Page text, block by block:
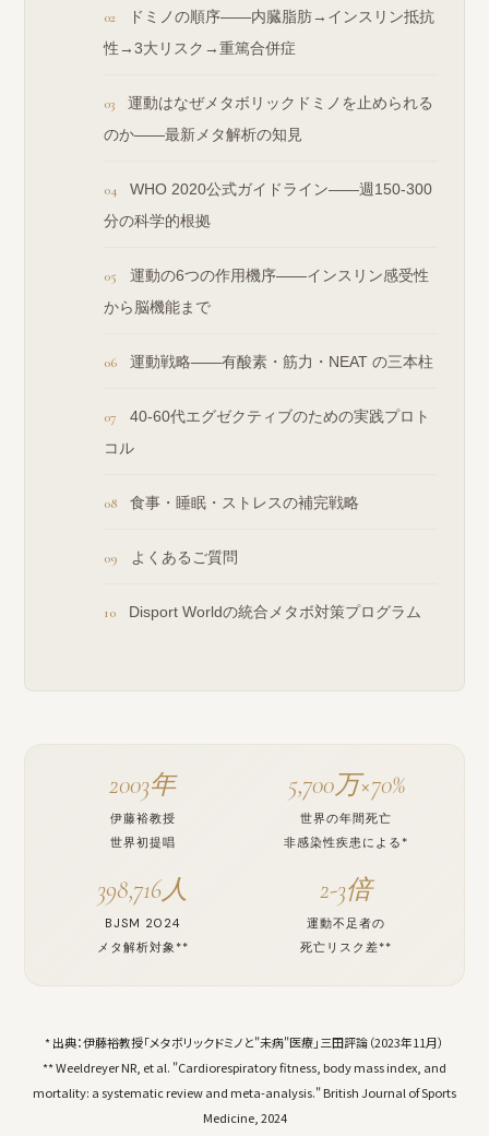
ドミノの順序——内臓脂肪→インスリン抵抗
性→3大リスク→重篤合併症
運動はなぜメタボリックドミノを止められる
のか——最新メタ解析の知見
WHO 2020公式ガイドライン——週150-300
分の科学的根拠
運動の6つの作用機序——インスリン感受性
から脳機能まで
運動戦略——有酸素・筋力・NEAT の三本柱
40-60代エグゼクティブのための実践プロト
コル
食事・睡眠・ストレスの補完戦略
よくあるご質問
Disport Worldの統合メタボ対策プログラム
2003年
伊藤裕教授
世界初提唱
5,700万×70%
世界の年間死亡
非感染性疾患による*
398,716人
BJSM 2024
メタ解析対象**
2-3倍
運動不足者の
死亡リスク差**
* 出典：伊藤裕教授「メタボリックドミノと"未病"医療」三田評論（2023年11月）
** Weeldreyer NR, et al. "Cardiorespiratory fitness, body mass index, and
mortality: a systematic review and meta-analysis." British Journal of Sports
Medicine, 2024